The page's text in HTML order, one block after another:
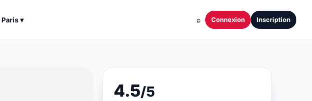
Paris▾ ⌕ Connexion Inscription
4.5/5